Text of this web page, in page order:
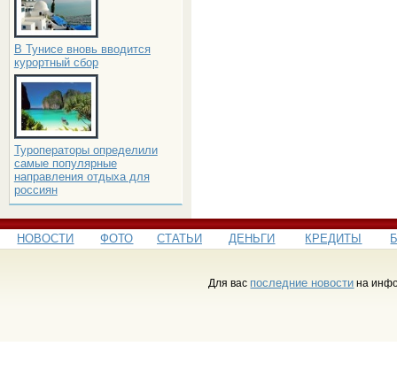
В Тунисе вновь вводится
курортный сбор
Туроператоры определили
самые популярные
направления отдыха для
россиян
НОВОСТИ ФОТО СТАТЬИ ДЕНЬГИ КРЕДИТЫ
Для вас последние новости на